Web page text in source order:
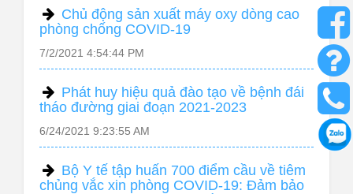
Chủ động sản xuất máy oxy dòng cao
phòng chống COVID-19
7/2/2021 4:54:44 PM
Phát huy hiệu quả đào tạo về bệnh đái
tháo đường giai đoạn 2021-2023
6/24/2021 9:23:55 AM
Bộ Y tế tập huấn 700 điểm cầu về tiêm
chủng vắc xin phòng COVID-19: Đảm bảo